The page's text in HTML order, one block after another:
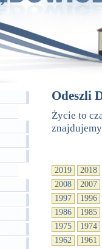
Odeszli
Życie to
2019
2018
2008
2007
1997
1996
1986
1985
1975
1974
1962
1961